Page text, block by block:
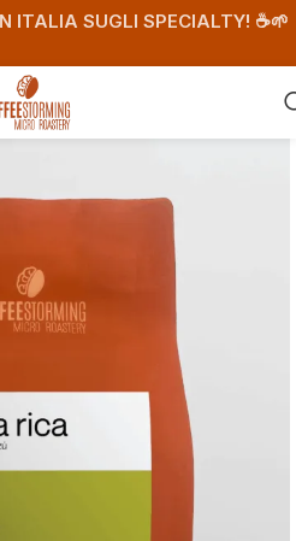
ITALIA SUGLI SPECIALTY! ☕️🌱